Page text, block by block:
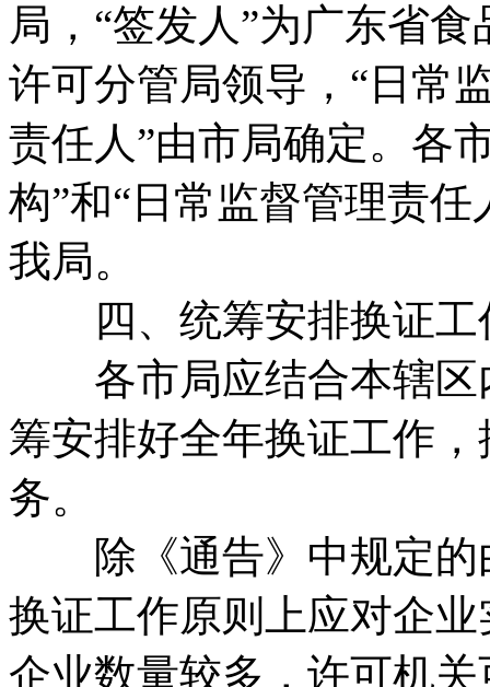
局，“签发人”为广东省
许可分管局领导，“日常
责任人”由市局确定。各
构”和“日常监督管理责
我局。
四、统筹安排换证工
各市局应结合本辖区
筹安排好全年换证工作
务。
除《通告》中规定的
换证工作原则上应对企
企业数量较多，许可机